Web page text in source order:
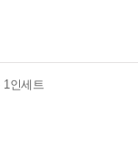
인세트